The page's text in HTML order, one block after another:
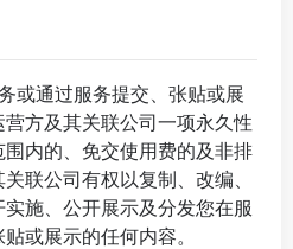
或通过服务提交、张贴或展
方及其关联公司一项永久性
内的、免交使用费的及非排
联公司有权以复制、改编、
施、公开展示及分发您在服
或展示的任何内容。